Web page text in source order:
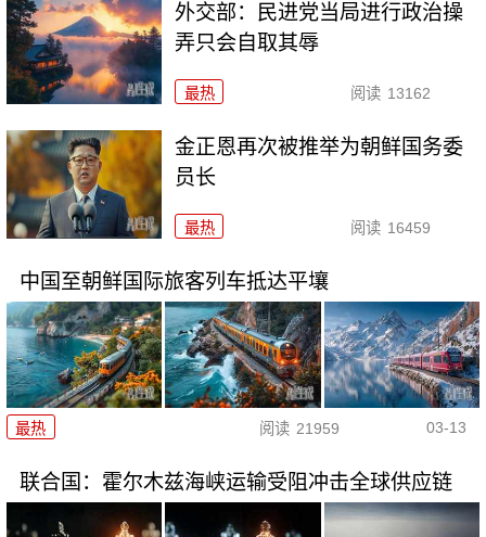
外交部：民进党当局进行政治操
弄只会自取其辱
最热 阅读 13162
金正恩再次被推举为朝鲜国务委
员长
最热 阅读 16459
中国至朝鲜国际旅客列车抵达平壤
最热 阅读 21959 03-13
联合国：霍尔木兹海峡运输受阻冲击全球供应链